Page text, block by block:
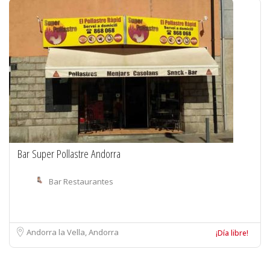
Bar Super Pollastre Andorra
Bar Restaurantes
Andorra la Vella, Andorra ¡Día libre!